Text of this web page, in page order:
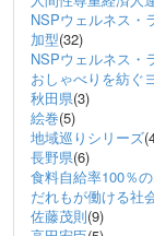
NSPウェルネス・
加型(32)
NSPウェルネス・
おしゃべりを紡ぐ
秋田県(3)
絵巻(5)
地域巡りシリーズ
長野県(6)
食料自給率100％
だれもが働ける社
佐藤茂則(9)